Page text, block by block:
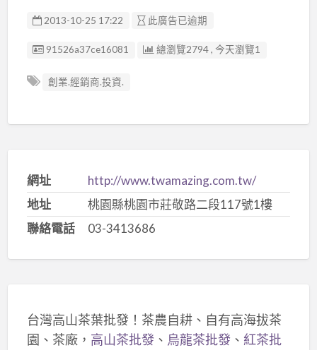
2013-10-25 17:22 此廣告已逾期
廣告编號
91526a37ce16081 總瀏覽2794 , 今天瀏覽1
創業.經銷商.投資.
網址
http://www.twamazing.com.tw/
地址
桃園縣桃園市莊敬路二段117號1樓
聯絡電話
03-3413686
台灣高山茶葉批發！茶農自耕、自有高海拔茶
園、茶廠， 高山茶批發、 烏龍茶批發、 紅茶批